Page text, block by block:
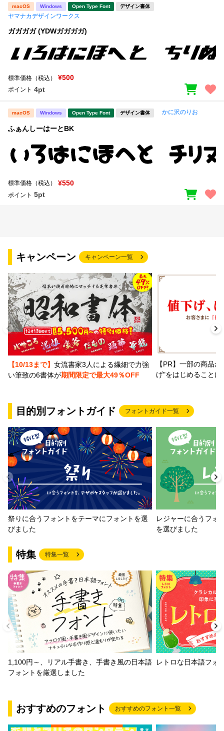
macOS Windows Open Type Font デザイン書体
ヤマナカデザインワークス
ガガガガ (YDWガガガガ)
標準価格（税込） ¥500
ポイント 4pt
macOS Windows Open Type Font デザイン書体 かに沢のりお
ふぁんしーはーとBK
標準価格（税込） ¥550
ポイント 5pt
キャンペーン キャンペーン一覧
【10/13まで】 女流書家3人による繊細で力強
い筆致の6書体が期間限定で最大49％OFF
【PR】一部の商品
げ"をはじめること
目的別フォントガイド フォントガイド一覧
祭りに合うフォントをテーマにフォントを選
びました
レジャーに合うフォ
を選びました
特集 特集一覧
1,100円～、リアル手書き、手書き風の日本語
フォントを厳選しました
レトロな日本語フォ
おすすめのフォント おすすめのフォント一覧